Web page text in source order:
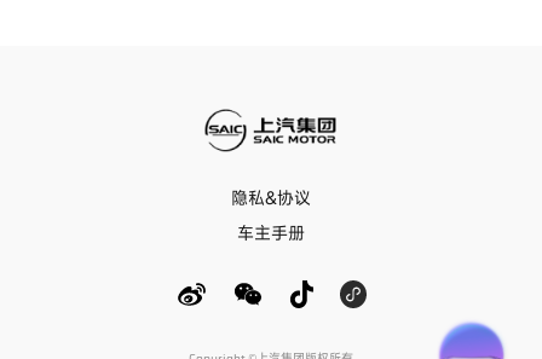
隐私&协议
车主手册